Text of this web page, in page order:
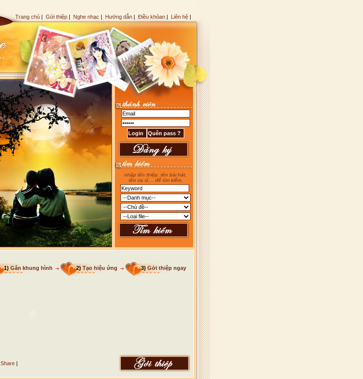
Trang chủ | Gửi thiệp | Nghe nhạc | Hướng dẫn | Điều khỏan | Liên hệ |
nhập tên thiệp, tên bài hát,
tên ca sĩ,... để tìm kiếm.
1) Gắn khung hình 2) Tạo hiệu ứng 3) Gởi thiệp ngay
Share |